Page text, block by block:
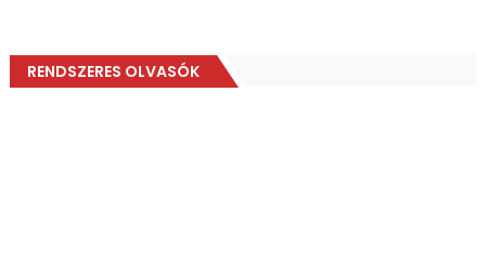
RENDSZERES OLVASÓK